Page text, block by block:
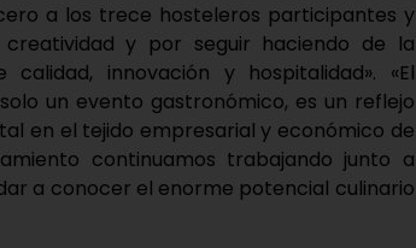
a los trece hosteleros participantes y
y por seguir haciendo de la
innovación y hospitalidad». «El
un evento gastronómico, es un reflejo
en el tejido empresarial y económico de
continuamos trabajando junto a
a conocer el enorme potencial culinario